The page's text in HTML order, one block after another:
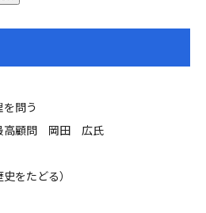
を問う
高顧問 岡田 広氏
をたどる）